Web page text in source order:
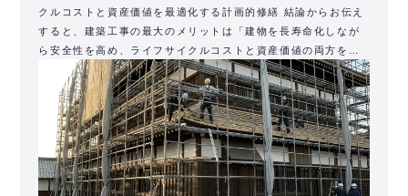
クルコストと資産価値を最適化する計画的修繕 結論からお伝え
すると、建築工事の最大のメリットは「建物を長寿命化しなが
ら安全性を高め、ライフサイクルコストと資産価値の両方を最
適化できる点